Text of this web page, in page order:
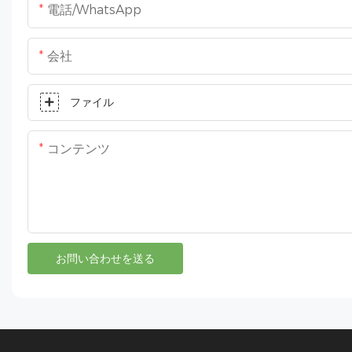
電話/WhatsApp
会社
ファイル
コンテンツ
お問い合わせを送る